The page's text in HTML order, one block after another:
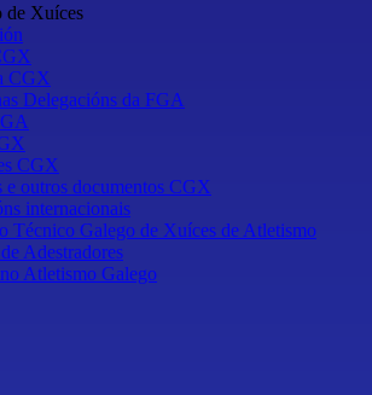
de Xuíces
CGX
Delegacións da FGA
CGX
e outros documentos CGX
internacionais
Técnico Galego de Xuíces de Atletismo
Adestradores
Atletismo Galego